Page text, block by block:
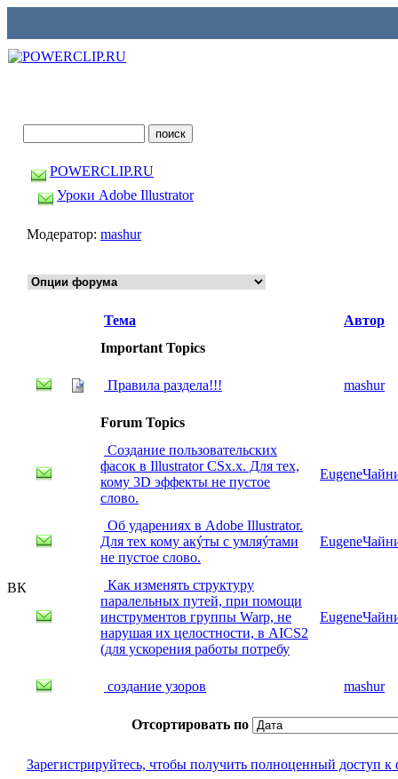
ВК
POWERCLIP.RU
Уроки Adobe Illustrator
Модератор: mashur
Тема
Автор
Important Topics
Правила раздела!!! mashur
Forum Topics
Создание пользовательских
фасок в Illustrator CSx.x. Для тех,
кому 3D эффекты не пустое
слово.
Об ударениях в Adobe Illustrator.
Для тех кому акýты с умляýтами
не пустое слово.
Как изменять структуру
паралельных путей, при помощи
инструментов группы Warp, не
нарушая их целостности, в AICS2
(для ускорения работы потребу
создание узоров mashur
Отсортировать по
Зарегистрируйтесь, чтобы получить полноценный доступ